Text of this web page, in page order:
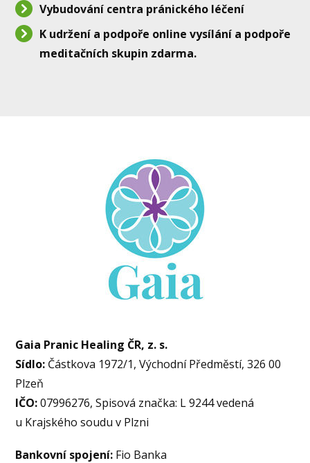
Vybudování centra pránického léčení
K udržení a podpoře online vysílání a podpoře
meditačních skupin zdarma.
Gaia Pranic Healing ČR, z. s.
Sídlo: Částkova 1972/1, Východní Předměstí, 326 00
Plzeň
IČO:07996276,Spisová značka: L 9244 vedená
u Krajského soudu v Plzni
Bankovní spojení: Fio Banka